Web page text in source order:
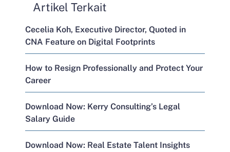
Artikel Terkait
Cecelia Koh, Executive Director, Quoted in
CNA Feature on Digital Footprints
How to Resign Professionally and Protect Your
Career
Download Now: Kerry Consulting’s Legal
Salary Guide
Download Now: Real Estate Talent Insights